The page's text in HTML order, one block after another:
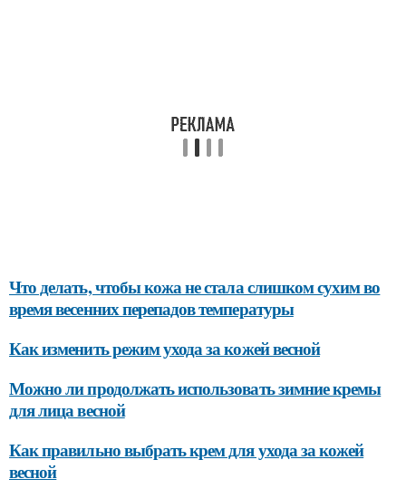
Что делать, чтобы кожа не стала слишком сухим во
время весенних перепадов температуры
Как изменить режим ухода за кожей весной
Можно ли продолжать использовать зимние кремы
для лица весной
Как правильно выбрать крем для ухода за кожей
весной